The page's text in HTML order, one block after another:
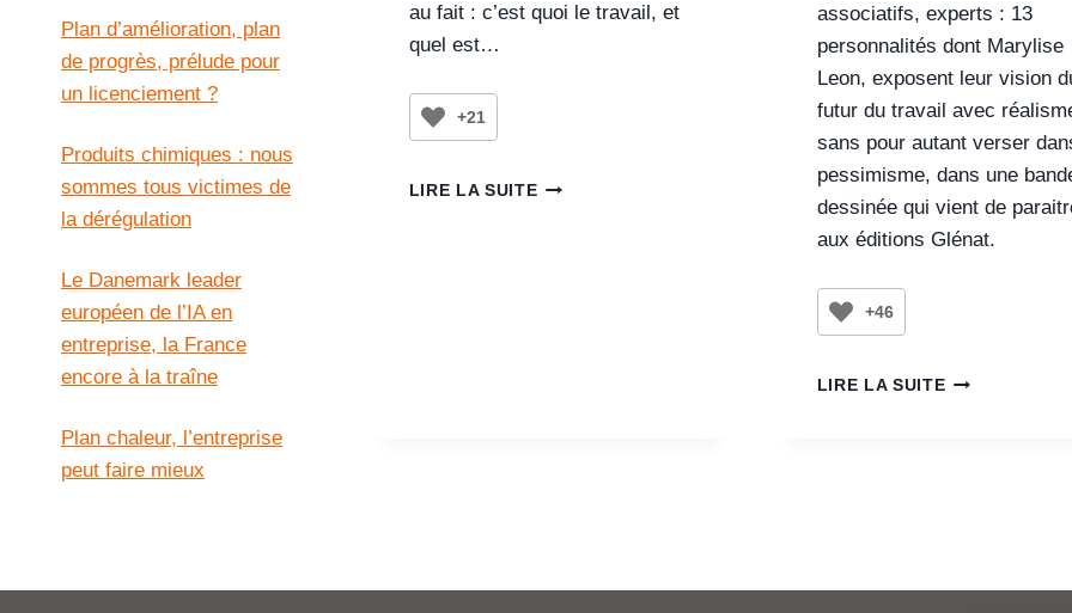
au fait : c’est quoi le travail, et
quel est…
+21
LIRE LA SUITE
associatifs, experts : 13
personnalités dont Marylise
Leon, exposent leur vision
futur du travail avec
sans pour autant verser
pessimisme, dans une
dessinée qui vient de
aux éditions Glénat.
+46
LIRE LA SUITE
Plan d’amélioration, plan
de progrès, prélude pour
un licenciement ?
Produits chimiques : nous
sommes tous victimes de
la dérégulation
Le Danemark leader
européen de l’IA en
entreprise, la France
encore à la traîne
Plan chaleur, l’entreprise
peut faire mieux